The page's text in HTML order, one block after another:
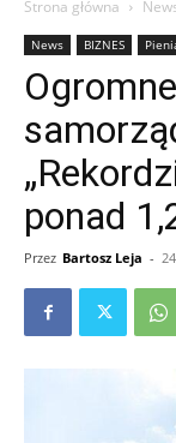
Strona główna
News BIZNES
ponad
Przez Bartosz Leja -